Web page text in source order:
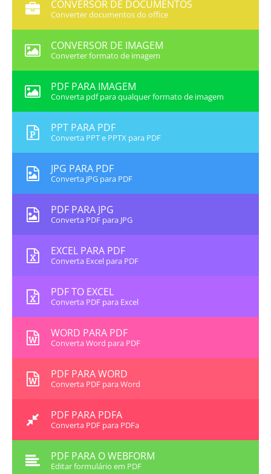
CONVERSOR DE DOCUMENTOS
Converter documentos do office
CONVERSOR DE IMAGEM
Converter formato de imagem
PDF PARA IMAGEM
Converta pdf para qualquer formato de imagem
PPT PARA PDF
Converta PPT e PPTX para PDF
JPG PARA PDF
Converta JPG para PDF
PDF PARA JPG
Converta PDF para JPG
EXCEL PARA PDF
Converta Excel para PDF
PDF TO EXCEL
Converta PDF para Excel
WORD PARA PDF
Converta Word para PDF
PDF PARA WORD
Converta PDF para Word
PDF PARA PDFA
Converta PDF para PDFa
PDF PARA O WEBFORM
Editar formulário em PDF